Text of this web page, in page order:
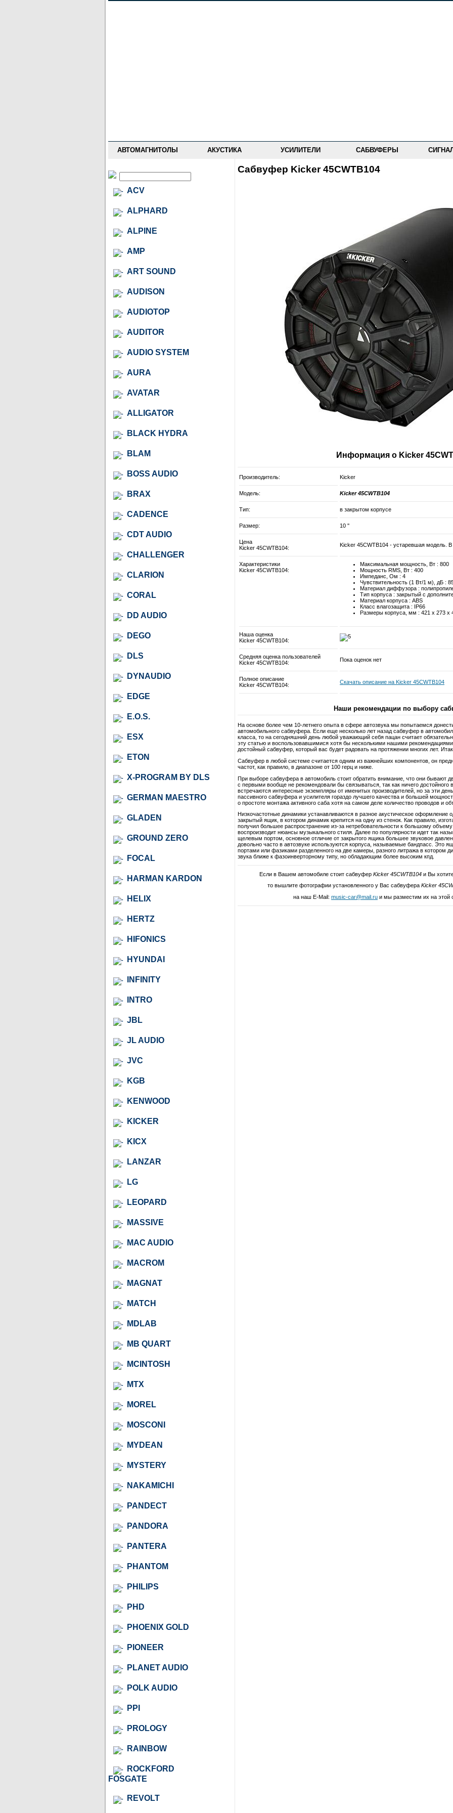
АВТОМАГНИТОЛЫ АКУСТИКА УСИЛИТЕЛИ САБВУФЕРЫ
ACV
ALPHARD
ALPINE
AMP
ART SOUND
AUDISON
AUDIOTOP
AUDITOR
AUDIO SYSTEM
AURA
AVATAR
ALLIGATOR
BLACK HYDRA
BLAM
BOSS AUDIO
BRAX
CADENCE
CDT AUDIO
CHALLENGER
CLARION
CORAL
DD AUDIO
DEGO
DLS
DYNAUDIO
EDGE
E.O.S.
ESX
ETON
X-PROGRAM BY DLS
GERMAN MAESTRO
GLADEN
GROUND ZERO
FOCAL
HARMAN KARDON
HELIX
HERTZ
HIFONICS
HYUNDAI
INFINITY
INTRO
JBL
JL AUDIO
JVC
KGB
KENWOOD
KICKER
KICX
LANZAR
LG
LEOPARD
MASSIVE
MAC AUDIO
MACROM
MAGNAT
MATCH
MDLAB
MB QUART
MCINTOSH
MTX
MOREL
MOSCONI
MYDEAN
MYSTERY
NAKAMICHI
PANDECT
PANDORA
PANTERA
PHANTOM
PHILIPS
PHD
PHOENIX GOLD
PIONEER
PLANET AUDIO
POLK AUDIO
PPI
PROLOGY
RAINBOW
ROCKFORD
FOSGATE
REVOLT
Сабвуфер Kicker 45CWTB104
Информация о Kicker
Производитель: Kicker
Модель: Kicker 45CWTB104
Тип: в закрытом корпусе
Размер: 10 ''
Цена
Kicker 45CWTB104:
Kicker 45CWTB104 - устаревшая модель. В
Характеристики
Kicker 45CWTB104:
Максимальная мощность, Вт : 800
Мощность RMS, Вт : 400
Импеданс, Ом : 4
Чувствительность (1 Вт/1 м), дБ :
Материал диффузора :
Тип корпуса : закрытый с
Материал корпуса : ABS
Класс влагозащита : IP66
Размеры корпуса, мм : 421 x 273 x
Наша оценка
Kicker 45CWTB104:
Средняя оценка пользователей
Kicker 45CWTB104:
Пока оценок нет
Полное описание
Kicker 45CWTB104:
Скачать описание на Kicker 45CWTB104
Наши рекомендации по выбору
На основе более чем 10-летнего опыта в сфере автозвука мы попытаемся
автомобильного сабвуфера. Если еще несколько лет назад сабвуфер в
класса, то на сегодняшний день любой уважающий себя пацан считает
эту статью и воспользовавшимися хотя бы несколькими нашими
достойный сабвуфер, который вас будет радовать на протяжении многих лет.
Сабвуфер в любой системе считается одним из важнейших компонентов, он
частот, как правило, в диапазоне от 100 герц и ниже.
При выборе сабвуфера в автомобиль стоит обратить внимание, что они бывают
с первыми вообще не рекомендовали бы связываться, так как ничего достойного
встречаются интересные экземпляры от именитых производителей, но за эти
пассивного сабвуфера и усилителя гораздо лучшего качества и большей
о простоте монтажа активного саба хотя на самом деле количество проводов и
Низкочастотные динамики устанавливаются в разное акустическое оформление
закрытый ящик, в котором динамик крепится на одну из стенок. Как правило,
получил большее распространение из-за нетребовательности к большому
воспроизводит нюансы музыкального стиля. Далее по популярности идет так
щелевым портом, основное отличие от закрытого ящика большее звуковое
довольно часто в автозвуке используются корпуса, называемые бандпасс. Это
портами или фазиками разделенного на две камеры, разного литража в котором
звука ближе к фазоинверторному типу, но обладающим более высоким кпд.
Если в Вашем автомобиле стоит сабвуфер Kicker 45CWTB104и Вы
то вышлите фотографии установленного у Вас сабвуфера Kicker
на наш E-Mail: music-car@mail.ru и мы разместим их на этой